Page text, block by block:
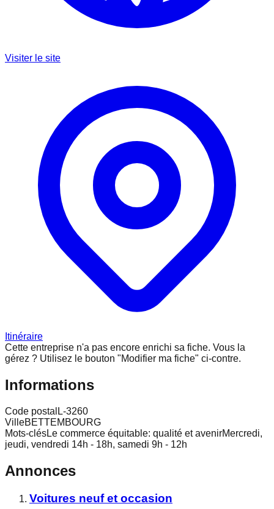
Visiter le site
Itinéraire
Cette entreprise n'a pas encore enrichi sa fiche. Vous la
gérez ? Utilisez le bouton "Modifier ma fiche" ci-contre.
Informations
Code postal L-3260
VilleBETTEMBOURG
Mots-clésLe commerce équitable: qualité et avenirMercredi,
jeudi, vendredi 14h - 18h, samedi 9h - 12h
Annonces
Voitures neuf et occasion